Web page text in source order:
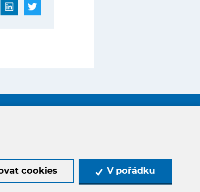
pater.franta@seznam.cz
cookies V pořádku